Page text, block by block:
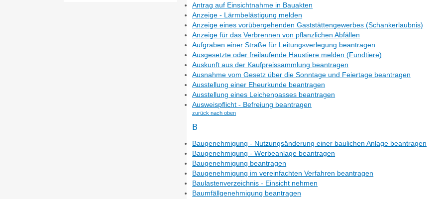
Antrag auf Einsichtnahme in Bauakten
Anzeige - Lärmbelästigung melden
Anzeige eines vorübergehenden Gaststättengewerbes (Schankerlaubnis)
Anzeige für das Verbrennen von pflanzlichen Abfällen
Aufgraben einer Straße für Leitungsverlegung beantragen
Ausgesetzte oder freilaufende Haustiere melden (Fundtiere)
Auskunft aus der Kaufpreissammlung beantragen
Ausnahme vom Gesetz über die Sonntage und Feiertage beantragen
Ausstellung einer Eheurkunde beantragen
Ausstellung eines Leichenpasses beantragen
Ausweispflicht - Befreiung beantragen
zurück nach oben
B
Baugenehmigung - Nutzungsänderung einer baulichen Anlage beantragen
Baugenehmigung - Werbeanlage beantragen
Baugenehmigung beantragen
Baugenehmigung im vereinfachten Verfahren beantragen
Baulastenverzeichnis - Einsicht nehmen
Baumfällgenehmigung beantragen